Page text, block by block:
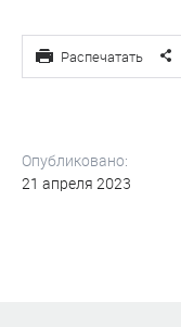
Распечатать
Опубликовано:
21 апреля 2023